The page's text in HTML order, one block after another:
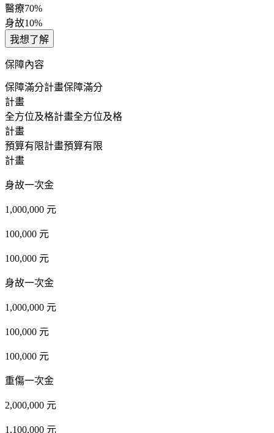
醫療70%
身故10%
我想了解
保障內容
保障滿分計畫保障滿分
計畫
全方位及格計畫全方位及格
計畫
預算有限計畫預算有限
計畫
身故一次金
1,000,000 元
100,000 元
100,000 元
身故一次金
1,000,000 元
100,000 元
100,000 元
重傷一次金
2,000,000 元
1,100,000 元